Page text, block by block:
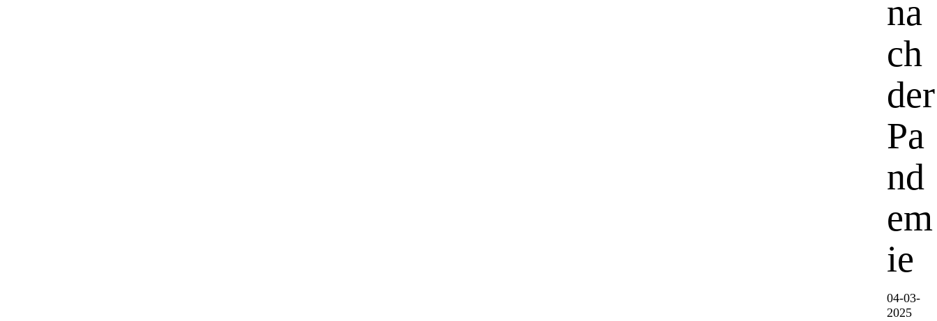
na
ch
der
Pa
nd
em
ie
04-03-
2025